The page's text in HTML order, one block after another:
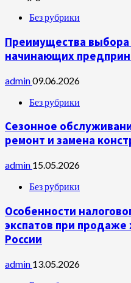
Без рубрики
Преимущества
начинающих
admin09.06.2026
Без рубрики
Сезонное
ремонт и замена
admin 15.05.2026
Без рубрики
Особенности
экспатов при
России
admin 13.05.2026